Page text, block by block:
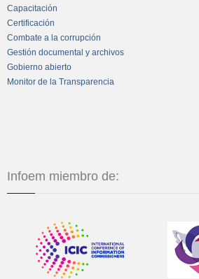
Capacitación
Certificación
Combate a la corrupción
Gestión documental y archivos
Gobierno abierto
Monitor de la Transparencia
Infoem miembro de: